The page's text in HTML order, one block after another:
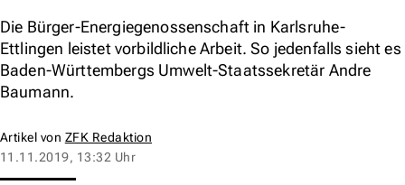
Die Bürger-Energiegenossenschaft in Karlsruhe-
Ettlingen leistet vorbildliche Arbeit. So jedenfalls sieht es
Baden-Württembergs Umwelt-Staatssekretär Andre
Baumann.
Artikel von ZFK Redaktion
11.11.2019, 13:32 Uhr